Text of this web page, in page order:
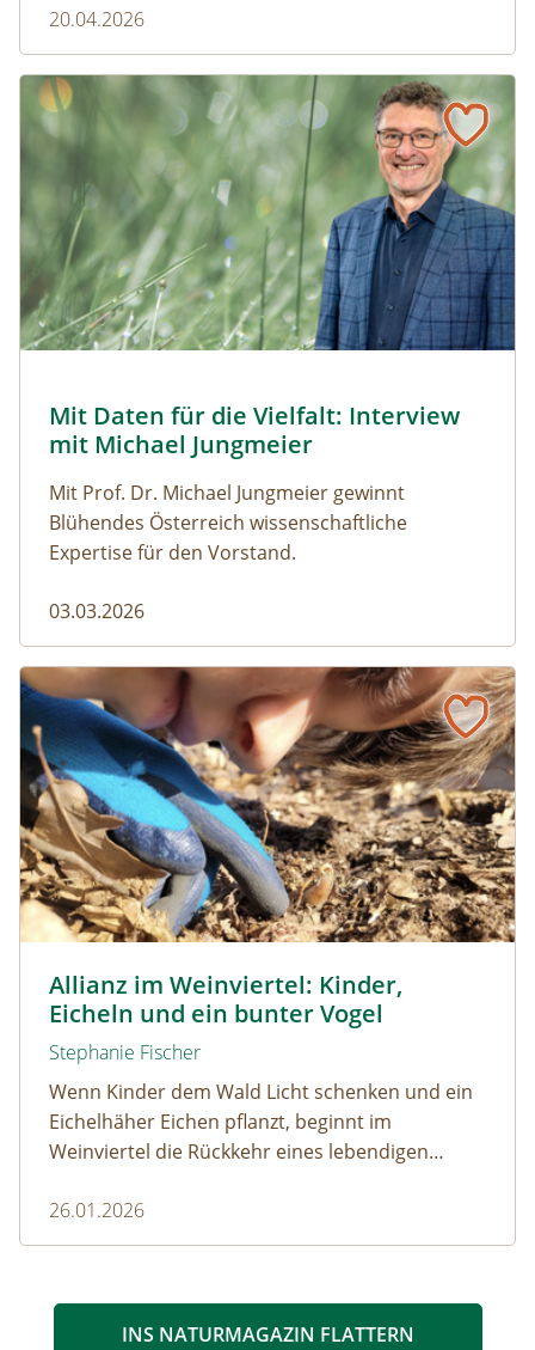
20.04.2026
Naturmagazin: Mit Daten für die Vielfalt: Interview mit
Naturmagazin: Mit Daten für die Vielfalt: Interview mit
Mit Daten für die Vielfalt: Interview
mit Michael Jungmeier
Mit Prof. Dr. Michael Jungmeier gewinnt
Blühendes Österreich wissenschaftliche
Expertise für den Vorstand.
03.03.2026
Mit Daten für die Vielfalt: Interview mit Michael Jungmeier
Allianz im Weinviertel: Kinder,
Eicheln und ein bunter Vogel
Stephanie Fischer
Wenn Kinder dem Wald Licht schenken und ein
Eichelhäher Eichen pflanzt, beginnt im
Weinviertel die Rückkehr eines lebendigen
26.01.2026
Allianz im Weinviertel: Kinder, Eicheln und ein bunter
INS NATURMAGAZIN FLATTERN